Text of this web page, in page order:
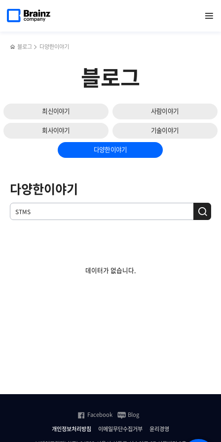
열기
페이지로
블로그 다양한이야기
블로그
최신이야기 사람이야기
회사이야기 기술이야기
다양한이야기
다양한이야기
데이터가 없습니다.
개인정보처리방침 이메일무단수집거부
윤리경영
Facebook Blog